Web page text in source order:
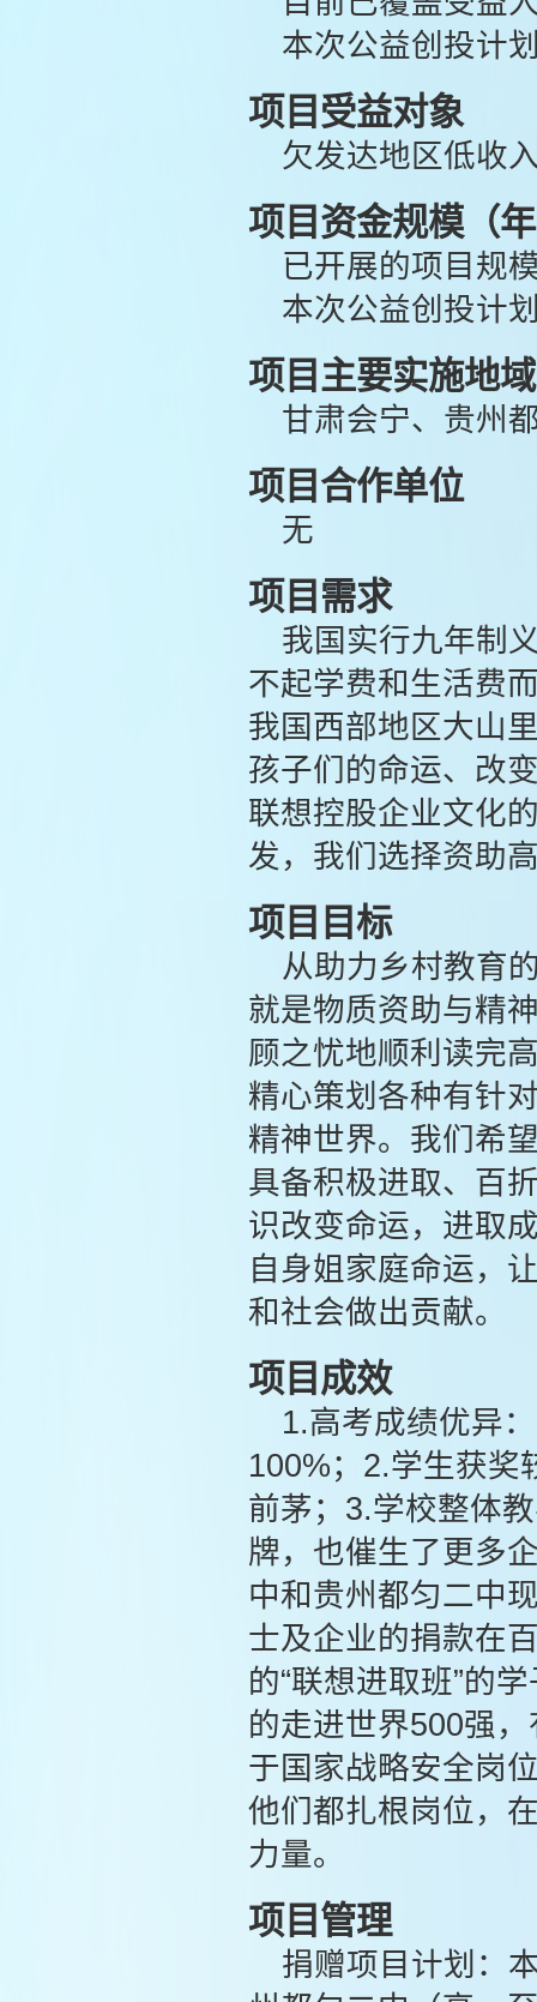
本次公益创投计
项目受益对象
欠发达地区低收
项目资金规模（
已开展的项目规
本次公益创投计
项目主要实施地域
甘肃会宁、贵州
项目合作单位
无
项目需求
我国实行九年制
不起学费和生活费
我国西部地区大山
孩子们的命运、改
联想控股企业文化
发，我们选择资助
项目目标
从助力乡村教育
就是物质资助与精
顾之忧地顺利读完
精心策划各种有针
精神世界。我们希
具备积极进取、百
识改变命运，进取
自身姐家庭命运，
和社会做出贡献。
项目成效
1.高考成绩优异
100%；2.学生获奖
前茅；3.学校整体
牌，也催生了更多
中和贵州都匀二中
士及企业的捐款在
的“联想进取班”的
的走进世界500强
于国家战略安全岗
他们都扎根岗位，
力量。
项目管理
捐赠项目计划：